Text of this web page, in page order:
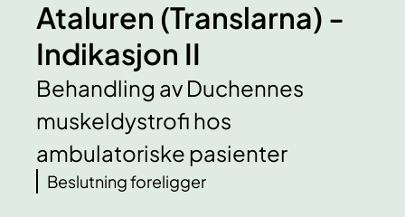
Ataluren (Translarna) -
Indikasjon II
Behandling av Duchennes
muskeldystrofi hos
ambulatoriske pasienter
Beslutning foreligger